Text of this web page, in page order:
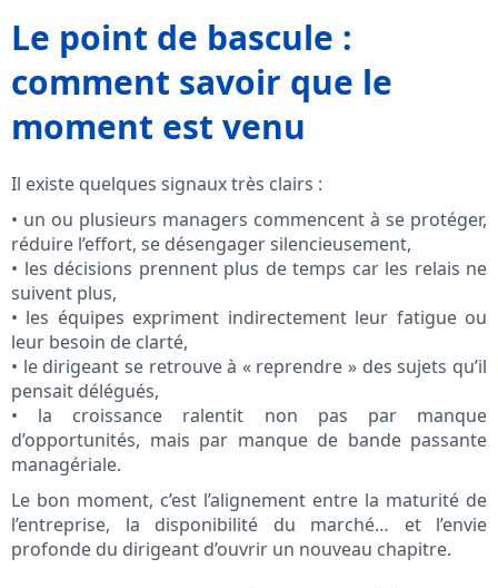
Le point de bascule :
comment savoir que le
moment est venu
Il existe quelques signaux très clairs :
• un ou plusieurs managers commencent à se protéger,
réduire l’effort, se désengager silencieusement,
• les décisions prennent plus de temps car les relais ne
suivent plus,
• les équipes expriment indirectement leur fatigue ou
leur besoin de clarté,
• le dirigeant se retrouve à « reprendre » des sujets qu’il
pensait délégués,
• la croissance ralentit non pas par manque
d’opportunités, mais par manque de bande passante
managériale.
Le bon moment, c’est l’alignement entre la maturité de
l’entreprise, la disponibilité du marché… et l’envie
profonde du dirigeant d’ouvrir un nouveau chapitre.